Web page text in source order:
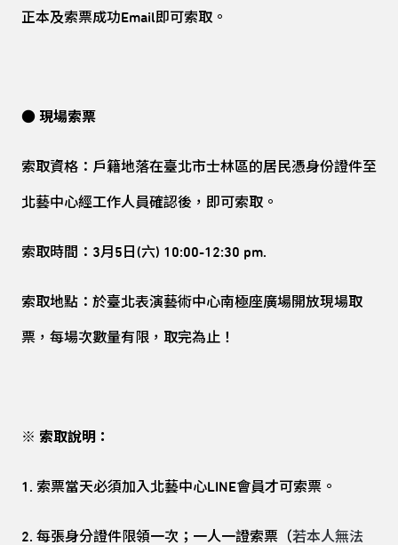
正本及索票成功Email即可索取。
● 現場索票
索取資格：戶籍地落在臺北市士林區的居民憑身份證件至
北藝中心經工作人員確認後，即可索取。
索取時間：3月5日(六) 10:00-12:30 pm.
索取地點：於臺北表演藝術中心南極座廣場開放現場取
票，每場次數量有限，取完為止！
※ 索取說明：
1. 索票當天必須加入北藝中心LINE會員才可索票。
2. 每張身分證件限領一次；一人一證索票（若本人無法